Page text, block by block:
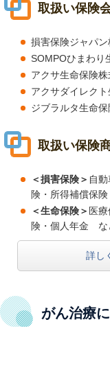
取扱い保険
損害保険ジャパン
SOMPOひまわり
アクサ生命保険株
アクサダイレク
ジブラルタ生命
取扱い保険
＜損害保険＞ 自
険・所得補償保
＜生命保険＞ 医
険・個人年金 な
詳し
がん治療